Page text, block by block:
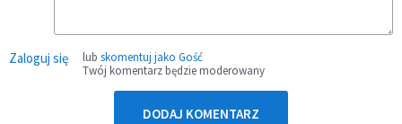
Zaloguj się lub skomentuj jako Gość
Twój komentarz będzie moderowany
DODAJ KOMENTARZ